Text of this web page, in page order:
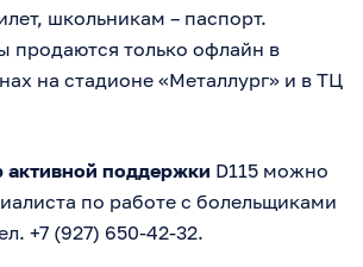
школьникам – паспорт.
продаются только офлайн в
на стадионе «Металлург» и в ТЦ
активной поддержки D115 можно
по работе с болельщиками
+7 (927) 650-42-32.